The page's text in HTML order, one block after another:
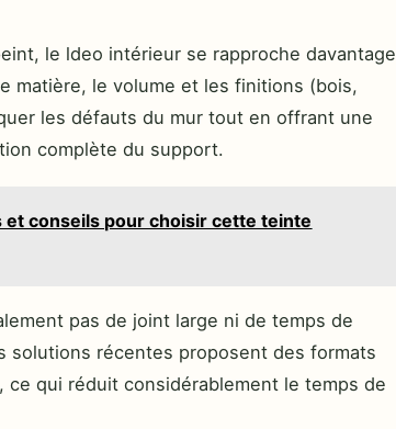
le ldeo intérieur se rapproche davantage
matière, le volume et les finitions (bois,
les défauts du mur tout en offrant une
complète du support.
et conseils pour choisir cette teinte
pas de joint large ni de temps de
solutions récentes proposent des formats
qui réduit considérablement le temps de